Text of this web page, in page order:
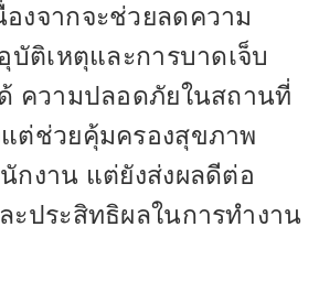
งจากจะช่วยลดความ
บัติเหตุและการบาดเจ็บ
ความปลอดภัยในสถานที่
แต่ช่วยคุ้มครองสุขภาพ
กงาน แต่ยังส่งผลดีต่อ
ะประสิทธิผลในการทำงาน